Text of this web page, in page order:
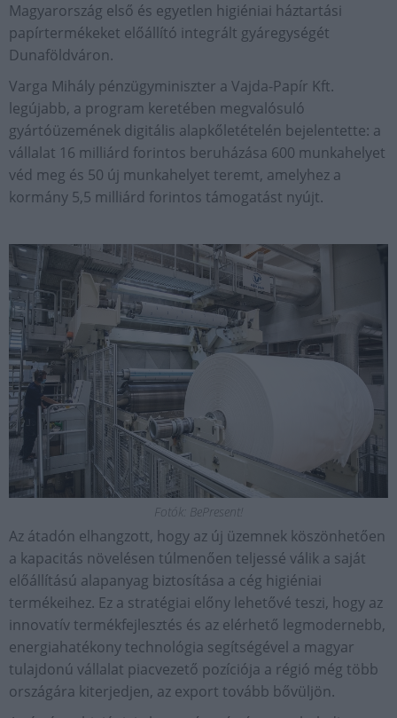
Magyarország első és egyetlen higiéniai háztartási
papírtermékeket előállító integrált gyáregységét
Dunaföldváron.
Varga Mihály pénzügyminiszter a Vajda-Papír Kft.
legújabb, a program keretében megvalósuló
gyártóüzemének digitális alapkőletételén bejelentette: a
vállalat 16 milliárd forintos beruházása 600 munkahelyet
véd meg és 50 új munkahelyet teremt, amelyhez a
kormány 5,5 milliárd forintos támogatást nyújt.
Fotók: BePresent!
Az átadón elhangzott, hogy az új üzemnek köszönhetően
a kapacitás növelésen túlmenően teljessé válik a saját
előállítású alapanyag biztosítása a cég higiéniai
termékeihez. Ez a stratégiai előny lehetővé teszi, hogy az
innovatív termékfejlesztés és az elérhető legmodernebb,
energiahatékony technológia segítségével a magyar
tulajdonú vállalat piacvezető pozíciója a régió még több
országára kiterjedjen, az export tovább bővüljön.